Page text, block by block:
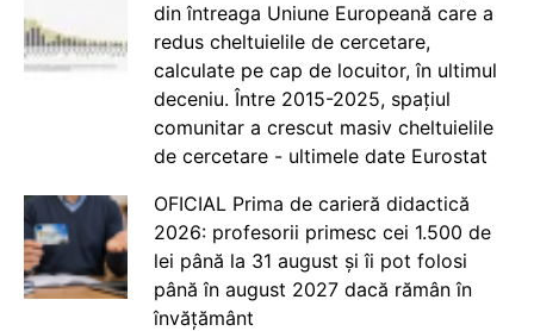
din întreaga Uniune Europeană care a
redus cheltuielile de cercetare,
calculate pe cap de locuitor, în ultimul
deceniu. Între 2015-2025, spațiul
comunitar a crescut masiv cheltuielile
de cercetare - ultimele date Eurostat
OFICIAL Prima de carieră didactică
2026: profesorii primesc cei 1.500 de
lei până la 31 august și îi pot folosi
până în august 2027 dacă rămân în
învățământ